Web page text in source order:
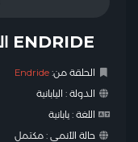
ENDRIDE الحلقة 18 مترجمة اون لاين
الحلقة من:Endride
الدولة : اليابانية
اللغة :يابانية
حالة الأنمي :مكتمل